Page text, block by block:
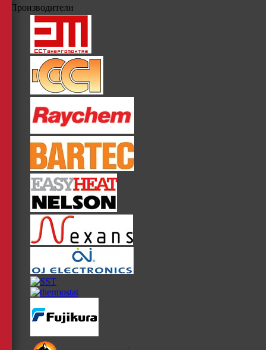
Производители